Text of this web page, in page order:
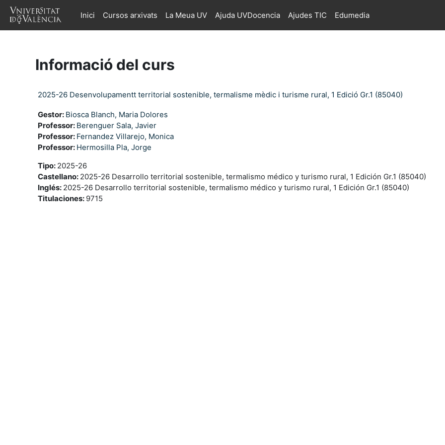
Ves al contingut principal
Inici
Cursos arxivats La Meua UV Ajuda UVDocencia Ajudes TIC Edumedia
Informació del curs
2025-26 Desenvolupamentt territorial sostenible, termalisme mèdic i turisme rural, 1 Edició Gr.1 (85040)
Gestor: Biosca Blanch, Maria Dolores
Professor: Berenguer Sala, Javier
Professor: Fernandez Villarejo, Monica
Professor: Hermosilla Pla, Jorge
Tipo: 2025-26
Castellano: 2025-26 Desarrollo territorial sostenible, termalismo médico y turismo rural, 1 Edición Gr.1 (85040)
Inglés: 2025-26 Desarrollo territorial sostenible, termalismo médico y turismo rural, 1 Edición Gr.1 (85040)
Titulaciones: 9715